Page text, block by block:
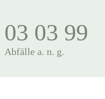
03 03 99
Abfälle a. n. g.